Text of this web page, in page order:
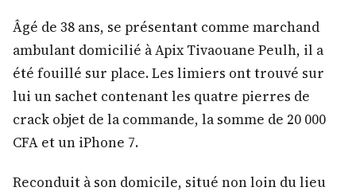
Âgé de 38 ans, se présentant comme marchand
ambulant domicilié à Apix Tivaouane Peulh, il a
été fouillé sur place. Les limiers ont trouvé sur
lui un sachet contenant les quatre pierres de
crack objet de la commande, la somme de 20 000
CFA et un iPhone 7.
Reconduit à son domicile, situé non loin du lieu